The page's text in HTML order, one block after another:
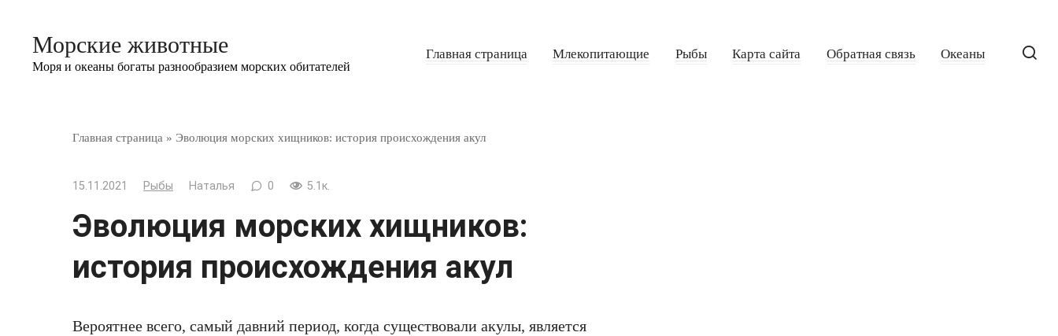
контентуМорские животные
Моря и океаны богаты разнообразием морских обитателей
Главная страница Млекопитающие Рыбы Карта сайта Обратная связь Океаны
Главная страница » Эволюция морских хищников: история происхождения акул
15.11.2021 Рыбы Наталья 0 5.1к.
Эволюция морских хищников:
история происхождения акул
Вероятнее всего, самый давний период, когда существовали акулы, является